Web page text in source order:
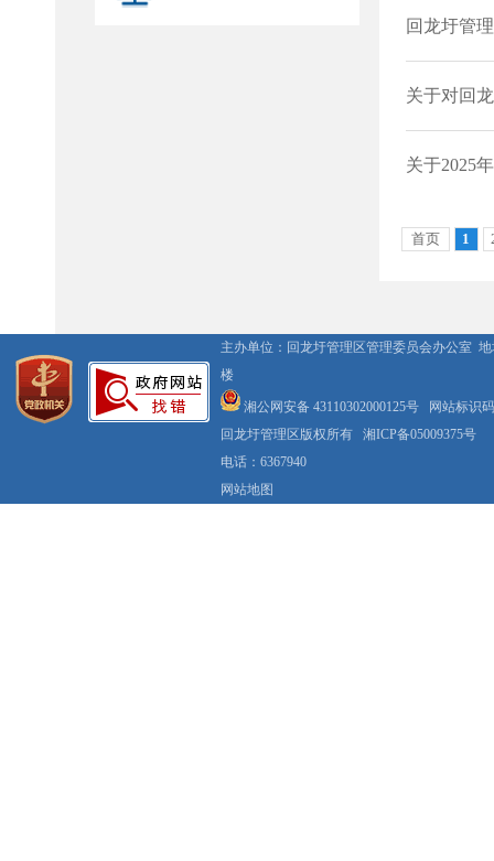
主办单位：回龙圩管理区管理委员会办公室
楼
湘公网安备 43110302000125号
网站标识
回龙圩管理区版权所有 湘ICP备05009375号
电话：6367940
网站地图